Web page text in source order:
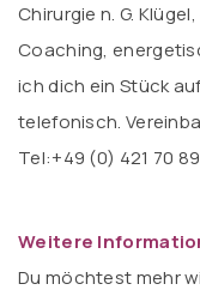
Chirurgie n. G.
Coaching,
ich dich ein Stück
telefonisch.
Tel:+49 (0) 421 70
Weitere
Du möchtest mehr